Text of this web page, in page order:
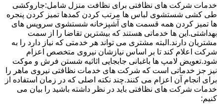
خدمات شرکت های نظافتی برای نظافت منزل شامل:جاروکشی
طی کشی شستشوی لباس ها مرتب کردن کمدها تمیز کردن پنجره
ها تمیز کردن همه قسمت های آشپزخانه شستشوی سرویس های
بهداشتی.این ها خدماتی هستند که بیشترین تقاضا را از سمت
مشتریان دارند.البته مشتری می تواند هر خدمتی که نیاز دارد را به
شرکت اعلام کند تا بر اساس نیازشان نیروی متخصص اعزام
شود.تعویض لامپ ها باغبانی جابجایی اثاثیه شستن فرش و موکت
نیز جز خدماتی است که شرکت های خدمات نظافتی نیروی ماهر را
برای انجام آن اعزام می کنند.چند نکته اصلی که در زمان استفاده از
خدمات شرکت های نظافتی باید در نظر داشته باشید را بیان می
کنیم: